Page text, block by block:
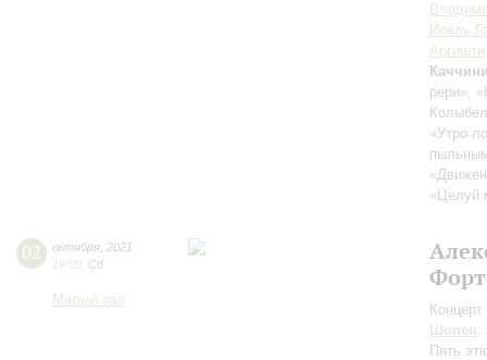
Йоель
Аргишти
рери»,
«Утро
«Целуй
02 октября 2021
19:00 Сб
Малый зал
Шопен:
Пять